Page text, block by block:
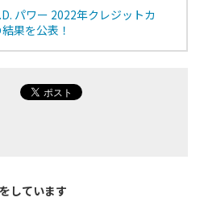
パワー 2022年クレジットカ
果を公表！
しています